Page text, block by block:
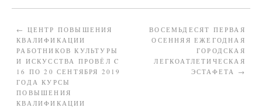
← ЦЕНТР ПОВЫШЕНИЯ
КВАЛИФИКАЦИИ
РАБОТНИКОВ КУЛЬТУРЫ
И ИСКУССТВА ПРОВЁЛ C
16 ПО 20 СЕНТЯБРЯ 2019
ГОДА КУРСЫ
ПОВЫШЕНИЯ
КВАЛИФИКАЦИИ
ВОСЕМЬДЕСЯТ ПЕРВАЯ
ОСЕННЯЯ ЕЖЕГОДНАЯ
ГОРОДСКАЯ
ЛЕГКОАТЛЕТИЧЕСКАЯ
ЭСТАФЕТА →